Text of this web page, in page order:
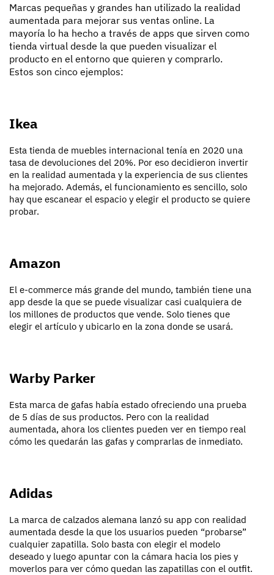
Marcas pequeñas y grandes han utilizado la realidad
aumentada para mejorar sus ventas online. La
mayoría lo ha hecho a través de apps que sirven como
tienda virtual desde la que pueden visualizar el
producto en el entorno que quieren y comprarlo.
Estos son cinco ejemplos:
Ikea
Esta tienda de muebles internacional tenía en 2020 una
tasa de devoluciones del 20%. Por eso decidieron invertir
en la realidad aumentada y la experiencia de sus clientes
ha mejorado. Además, el funcionamiento es sencillo, solo
hay que escanear el espacio y elegir el producto se quiere
probar.
Amazon
El e-commerce más grande del mundo, también tiene una
app desde la que se puede visualizar casi cualquiera de
los millones de productos que vende. Solo tienes que
elegir el artículo y ubicarlo en la zona donde se usará.
Warby Parker
Esta marca de gafas había estado ofreciendo una prueba
de 5 días de sus productos. Pero con la realidad
aumentada, ahora los clientes pueden ver en tiempo real
cómo les quedarán las gafas y comprarlas de inmediato.
Adidas
La marca de calzados alemana lanzó su app con realidad
aumentada desde la que los usuarios pueden “probarse”
cualquier zapatilla. Solo basta con elegir el modelo
deseado y luego apuntar con la cámara hacia los pies y
moverlos para ver cómo quedan las zapatillas con el outfit.